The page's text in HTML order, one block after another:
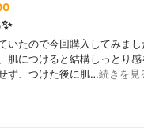
いたので今回購入してみま
肌につけると結構しっとり
ず、つけた後に肌…続きを見